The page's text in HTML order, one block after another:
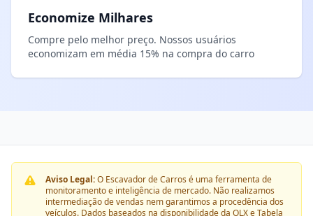
Economize Milhares
Compre pelo melhor preço. Nossos usuários
economizam em média 15% na compra do carro
Aviso Legal:O Escavador de Carros é uma ferramenta de
monitoramento e inteligência de mercado. Não realizamos
intermediação de vendas nem garantimos a procedência dos
veículos. Dados baseados na disponibilidade da OLX e Tabela